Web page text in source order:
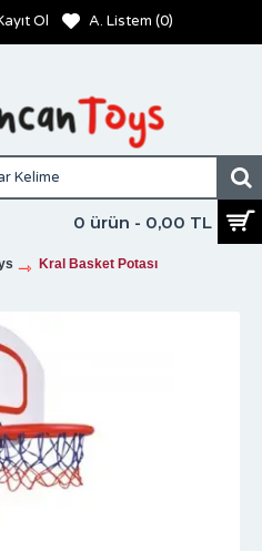
Ol A. Listem (0)
0 ürün - 0,00 TL
Kral Basket Potası